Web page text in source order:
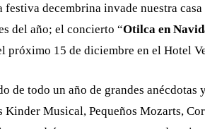
festiva decembrina invade nuestra
del año; el concierto “Otilca en
próximo 15 de diciembre en el Hotel
de todo un año de grandes
Kinder Musical, Pequeños Mozarts,